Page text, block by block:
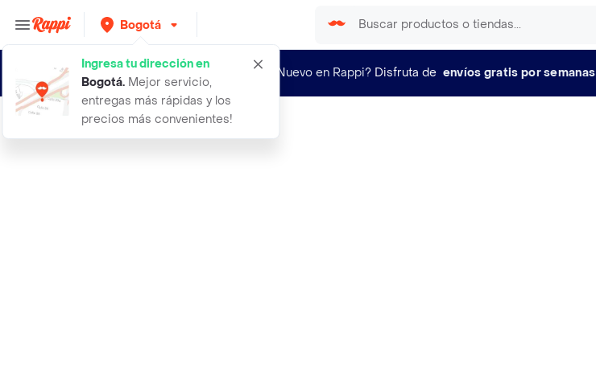
Bogotá
Ingresa tu dirección en
Bogotá. Mejor servicio,
entregas más rápidas y los
precios más convenientes!
¿Nuevo en Rappi? Disfruta de envíos gratis por semanas
mini maquina para hacer donas